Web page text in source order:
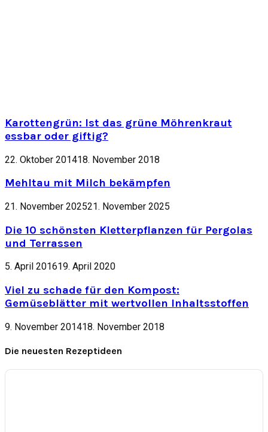
Karottengrün: Ist das grüne Möhrenkraut
essbar oder giftig?
22. Oktober 201418. November 2018
Mehltau mit Milch bekämpfen
21. November 202521. November 2025
Die 10 schönsten Kletterpflanzen für Pergolas
und Terrassen
5. April 201619. April 2020
Viel zu schade für den Kompost:
Gemüseblätter mit wertvollen Inhaltsstoffen
9. November 201418. November 2018
Die neuesten Rezeptideen